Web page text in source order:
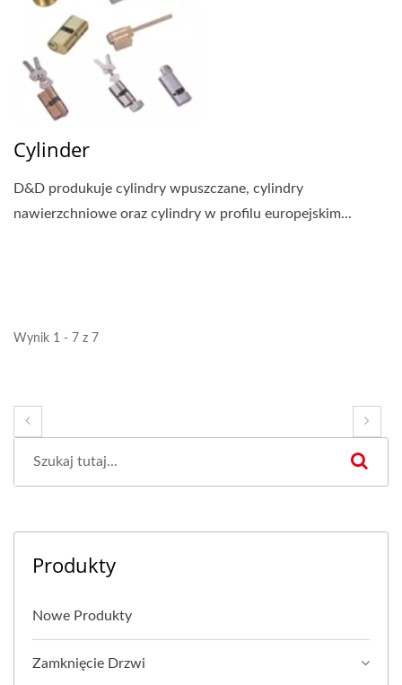
Cylinder
D&D produkuje cylindry wpuszczane, cylindry
nawierzchniowe oraz cylindry w profilu europejskim...
Wynik 1 - 7 z 7
Produkty
Nowe Produkty
Zamknięcie Drzwi